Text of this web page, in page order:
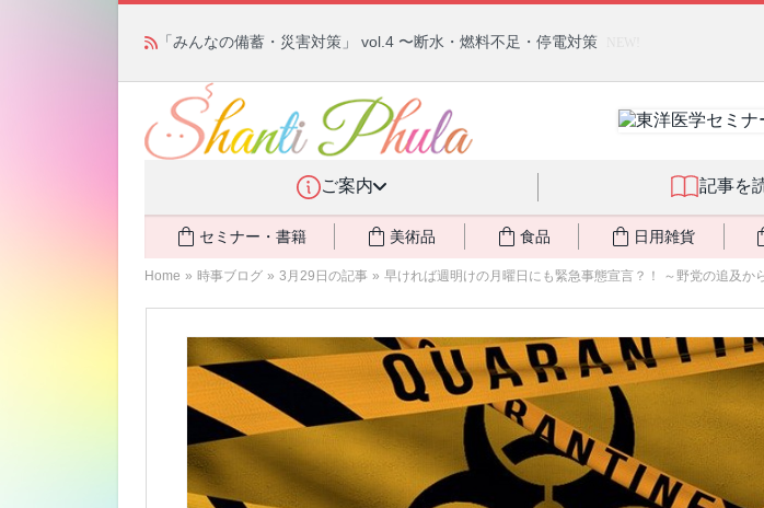
「みんなの備蓄・災害対策」 vol.4 〜断水・燃料不足・停電対策
ご案内 記事を
セミナー・書籍 美術品 食品 日用雑貨
Home » 時事ブログ » 3月29日の記事 » 早ければ週明けの月曜日にも緊急事態宣言？！ ～野党の追及か